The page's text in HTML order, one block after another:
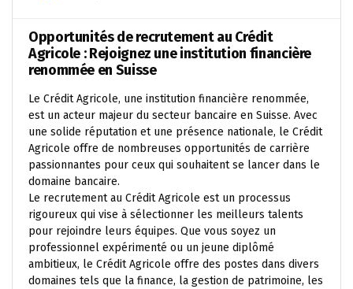
Opportunités de recrutement au Crédit
Agricole : Rejoignez une institution financière
renommée en Suisse
Le Crédit Agricole, une institution financière renommée,
est un acteur majeur du secteur bancaire en Suisse. Avec
une solide réputation et une présence nationale, le Crédit
Agricole offre de nombreuses opportunités de carrière
passionnantes pour ceux qui souhaitent se lancer dans le
domaine bancaire.
Le recrutement au Crédit Agricole est un processus
rigoureux qui vise à sélectionner les meilleurs talents
pour rejoindre leurs équipes. Que vous soyez un
professionnel expérimenté ou un jeune diplômé
ambitieux, le Crédit Agricole offre des postes dans divers
domaines tels que la finance, la gestion de patrimoine, les